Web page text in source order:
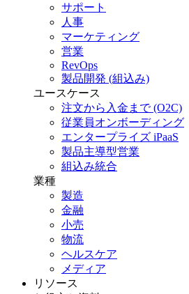
サポート
人事
マーケティング
営業
RevOps
製品開発 (組込み)
ユースケース
注文から入金まで (O2C)
従業員オンボーディング
エンタープライズ iPaaS
製品主導型営業
組込み統合
業種
製造
金融
小売
物流
ヘルスケア
メディア
リソース